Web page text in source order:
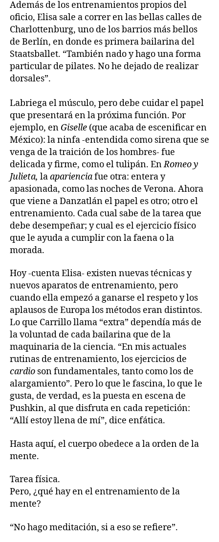
Además de los entrenamientos propios del
oficio, Elisa sale a correr en las bellas calles de
Charlottenburg, uno de los barrios más bellos
de Berlín, en donde es primera bailarina del
Staatsballet. “También nado y hago una forma
particular de pilates. No he dejado de realizar
dorsales”.
Labriega el músculo, pero debe cuidar el papel
que presentará en la próxima función. Por
ejemplo, en Giselle (que acaba de escenificar en
México): la ninfa -entendida como sirena que se
venga de la traición de los hombres- fue
delicada y firme, como el tulipán. EnRomeo y
Julieta, laaparienciafue otra: entera y
apasionada, como las noches de Verona. Ahora
que viene a Danzatlán el papel es otro; otro el
entrenamiento. Cada cual sabe de la tarea que
debe desempeñar; y cual es el ejercicio físico
que le ayuda a cumplir con la faena o la
morada.
Hoy -cuenta Elisa- existen nuevas técnicas y
nuevos aparatos de entrenamiento, pero
cuando ella empezó a ganarse el respeto y los
aplausos de Europa los métodos eran distintos.
Lo que Carrillo llama “extra” dependía más de
la voluntad de cada bailarina que de la
maquinaria de la ciencia. “En mis actuales
rutinas de entrenamiento, los ejercicios de
cardio son fundamentales, tanto como los de
alargamiento”. Pero lo que le fascina, lo que le
gusta, de verdad, es la puesta en escena de
Pushkin, al que disfruta en cada repetición:
“Allí estoy llena de mí”, dice enfática.
Hasta aquí, el cuerpo obedece a la orden de la
mente.
Tarea física.
Pero, ¿qué hay en el entrenamiento de la
mente?
“No hago meditación, si a eso se refiere”.